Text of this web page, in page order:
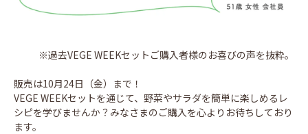
※過去VEGE WEEKセットご購入者様のお喜びの声を抜粋。
販売は10月24日（金）まで！
VEGE WEEKセットを通じて、野菜やサラダを簡単に楽しめるレ
シピを学びませんか？みなさまのご購入を心よりお待ちしており
ます。